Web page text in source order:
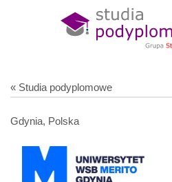
« Studia podyplomowe
Gdynia, Polska